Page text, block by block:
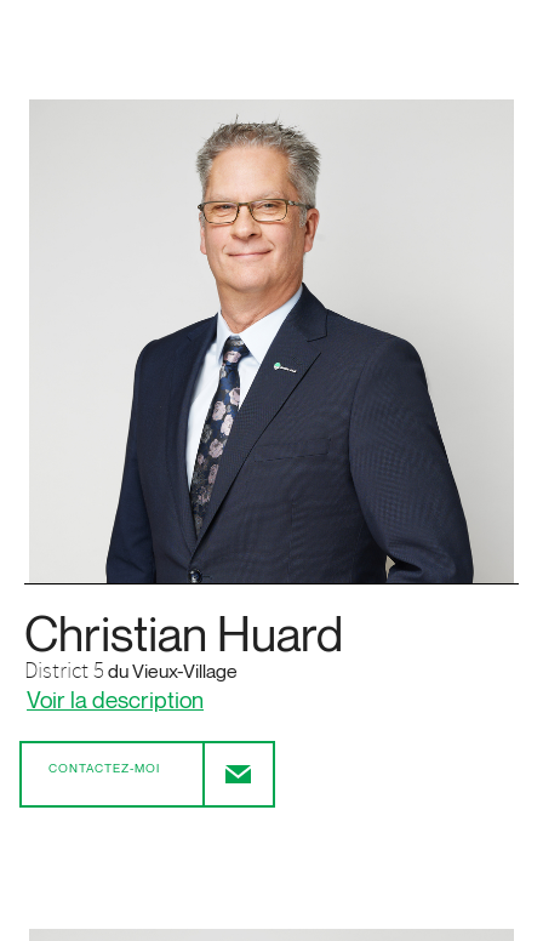
Christian Huard
District 5 du Vieux-Village
Voir la description
CONTACTEZ-MOI